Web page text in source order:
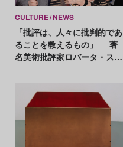
CULTURE NEWS
「批評は、人々に批判的であ
ることを教えるもの」──著
名美術批評家ロバータ・スミ